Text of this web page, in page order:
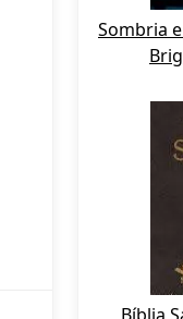
Sombria